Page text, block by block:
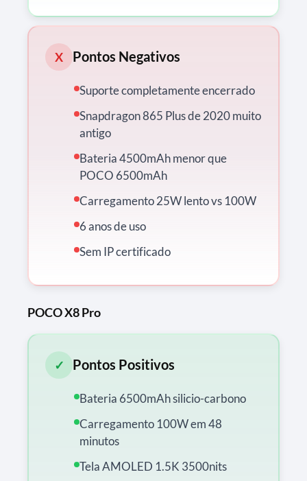
X Pontos Negativos
Suporte completamente encerrado
Snapdragon 865 Plus de 2020 muito
antigo
Bateria 4500mAh menor que
POCO 6500mAh
Carregamento 25W lento vs 100W
6 anos de uso
Sem IP certificado
POCO X8 Pro
✓ Pontos Positivos
Bateria 6500mAh silicio-carbono
Carregamento 100W em 48
minutos
Tela AMOLED 1.5K 3500nits